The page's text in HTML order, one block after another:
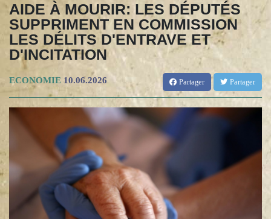
AIDE À MOURIR: LES DÉPUTÉS
SUPPRIMENT EN COMMISSION
LES DÉLITS D'ENTRAVE ET
D'INCITATION
ECONOMIE 10.06.2026 Partager Partager